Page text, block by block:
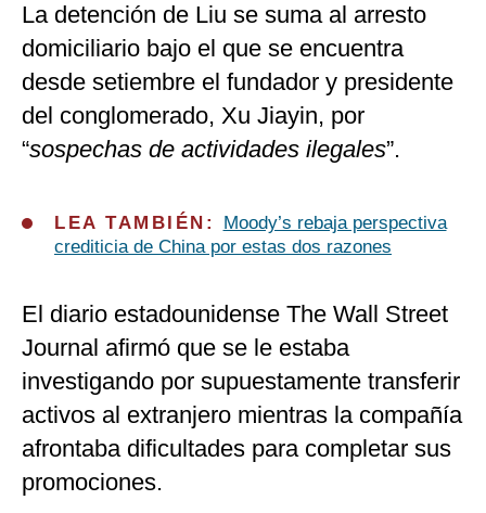
La detención de Liu se suma al arresto
domiciliario bajo el que se encuentra
desde setiembre el fundador y presidente
del conglomerado, Xu Jiayin, por
“sospechas de actividades ilegales”.
LEA TAMBIÉN:
Moody’s rebaja perspectiva
crediticia de China por estas dos razones
El diario estadounidense The Wall Street
Journal afirmó que se le estaba
investigando por supuestamente transferir
activos al extranjero mientras la compañía
afrontaba dificultades para completar sus
promociones.